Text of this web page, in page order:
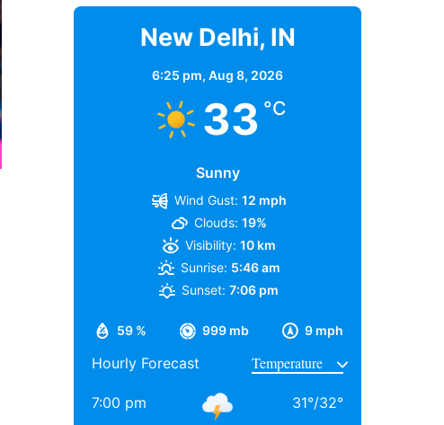
New Delhi, IN
6:25 pm, Aug 8, 2026
33 °C
Sunny
59 % 999 mb 9 mph
Wind Gust: 12 mph
Clouds: 19%
Visibility: 10 km
Sunrise: 5:46 am
Sunset: 7:06 pm
Hourly Forecast
7:00 pm 31°/32°